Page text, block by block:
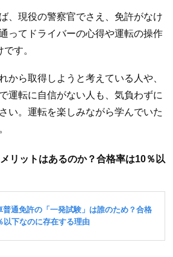
、現役の警察官でさえ、免許がなけ
ってドライバーの心得や運転の操作
す。
から取得しようと考えている人や、
運転に自信がない人も、気負わずに
い。運転を楽しみながら学んでいた
リットはあるのか？合格率は10％以